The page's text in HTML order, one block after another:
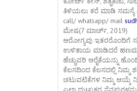
ತಿಳಿಯಲು ಕರೆ ಮಾಡಿ ಸಮಸ್ಯೆ
call/ whatsapp/ mail
ಮೇಷ(7 ಮಾರ್ಚ್, 2019)
ಆರೋಗ್ಯವು ಇತರರೊಂದಿಗೆ
ಉಳಿತಾಯ ಮಾಡಿದರೆ
ಹೆಚ್ಚುವರಿ ಆರೈಕೆಯನ್ನು
ಕೆಲಸದಿಂದ ಕೆಲಸದಲ್ಲಿ ನಿಮ್ಮ
ಚಟುವಟಿಕೆಗಳ ನಿಮ್ಮ ಆಯ್ಕೆ